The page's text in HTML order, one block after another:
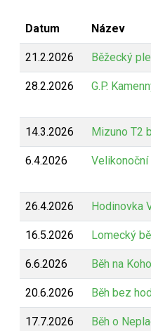
Datum Název
21.2.2026 Běžecký
28.2.2026 G.P.
14.3.2026 Mizuno T2
6.4.2026 Velikonoční
26.4.2026 Hodinovka
16.5.2026 Lomecký
6.6.2026 Běh na
20.6.2026 Běh bez
17.7.2026 Běh o